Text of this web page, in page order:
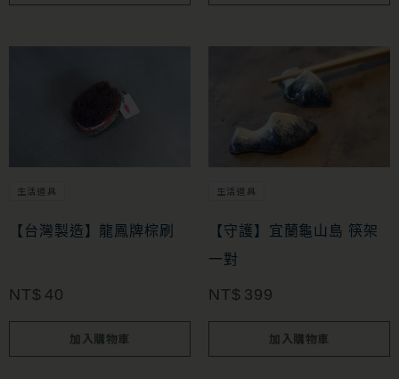
生活道具
【台灣製造】龍鳳牌棕刷
NT$ 40
加入購物車
生活道具
【守護】宜蘭龜山島 筷架
一對
NT$ 399
加入購物車